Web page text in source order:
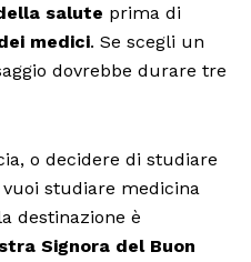
salute prima di
medici. Se scegli un
dovrebbe durare tre
o decidere di studiare
studiare medicina
destinazione è
Signora del Buon